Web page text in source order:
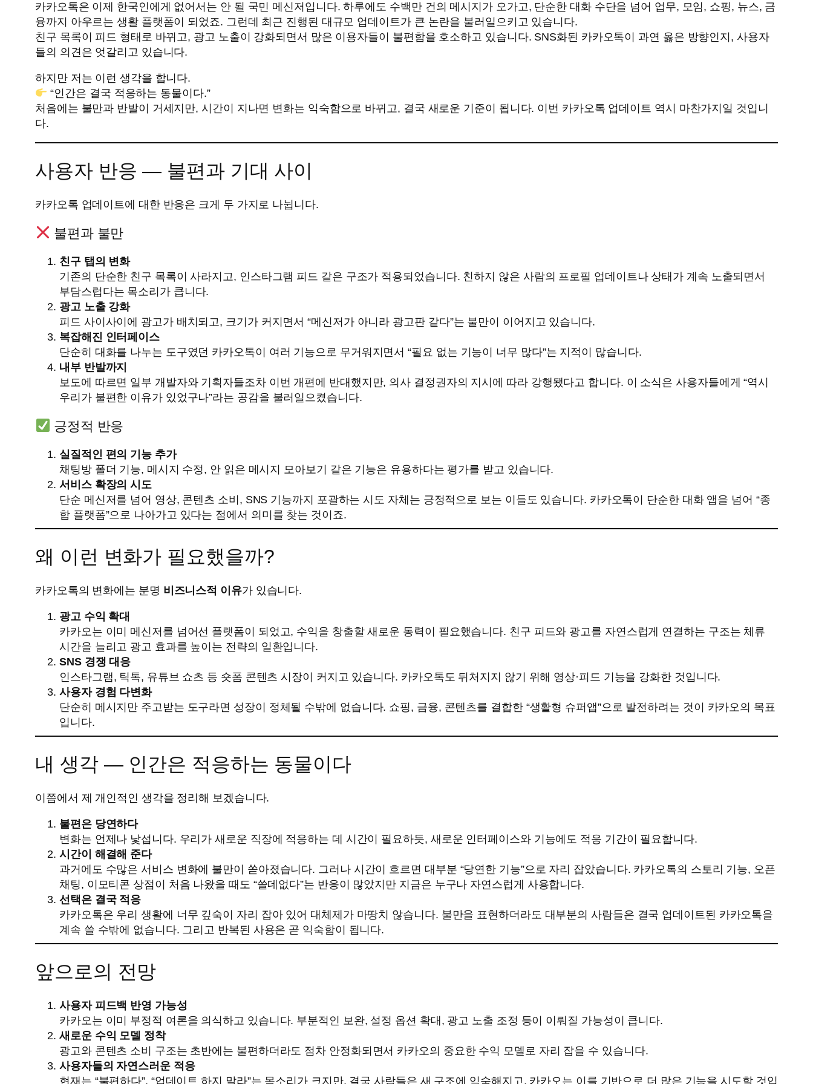
카카오톡은 이제 한국인에게 없어서는 안 될 국민 메신저입니다. 하루에도 수백만 건의 메시지가 오가고, 단순한 대화 수단을 넘어 업무, 모임, 쇼핑, 뉴스, 금
융까지 아우르는 생활 플랫폼이 되었죠. 그런데 최근 진행된 대규모 업데이트가 큰 논란을 불러일으키고 있습니다.
친구 목록이 피드 형태로 바뀌고, 광고 노출이 강화되면서 많은 이용자들이 불편함을 호소하고 있습니다. SNS화된 카카오톡이 과연 옳은 방향인지, 사용자
들의 의견은 엇갈리고 있습니다.
하지만 저는 이런 생각을 합니다.
“인간은 결국 적응하는 동물이다.”
처음에는 불만과 반발이 거세지만, 시간이 지나면 변화는 익숙함으로 바뀌고, 결국 새로운 기준이 됩니다. 이번 카카오톡 업데이트 역시 마찬가지일 것입니
다.
사용자 반응 — 불편과 기대 사이
카카오톡 업데이트에 대한 반응은 크게 두 가지로 나뉩니다.
불편과 불만
친구 탭의 변화
기존의 단순한 친구 목록이 사라지고, 인스타그램 피드 같은 구조가 적용되었습니다. 친하지 않은 사람의 프로필 업데이트나 상태가 계속 노출되면서
부담스럽다는 목소리가 큽니다.
광고 노출 강화
피드 사이사이에 광고가 배치되고, 크기가 커지면서 “메신저가 아니라 광고판 같다”는 불만이 이어지고 있습니다.
복잡해진 인터페이스
단순히 대화를 나누는 도구였던 카카오톡이 여러 기능으로 무거워지면서 “필요 없는 기능이 너무 많다”는 지적이 많습니다.
내부 반발까지
보도에 따르면 일부 개발자와 기획자들조차 이번 개편에 반대했지만, 의사 결정권자의 지시에 따라 강행됐다고 합니다. 이 소식은 사용자들에게 “역시
우리가 불편한 이유가 있었구나”라는 공감을 불러일으켰습니다.
긍정적 반응
실질적인 편의 기능 추가
채팅방 폴더 기능, 메시지 수정, 안 읽은 메시지 모아보기 같은 기능은 유용하다는 평가를 받고 있습니다.
서비스 확장의 시도
단순 메신저를 넘어 영상, 콘텐츠 소비, SNS 기능까지 포괄하는 시도 자체는 긍정적으로 보는 이들도 있습니다. 카카오톡이 단순한 대화 앱을 넘어 “종
합 플랫폼”으로 나아가고 있다는 점에서 의미를 찾는 것이죠.
왜 이런 변화가 필요했을까?
카카오톡의 변화에는 분명 비즈니스적 이유가 있습니다.
광고 수익 확대
카카오는 이미 메신저를 넘어선 플랫폼이 되었고, 수익을 창출할 새로운 동력이 필요했습니다. 친구 피드와 광고를 자연스럽게 연결하는 구조는 체류
시간을 늘리고 광고 효과를 높이는 전략의 일환입니다.
SNS 경쟁 대응
인스타그램, 틱톡, 유튜브 쇼츠 등 숏폼 콘텐츠 시장이 커지고 있습니다. 카카오톡도 뒤처지지 않기 위해 영상·피드 기능을 강화한 것입니다.
사용자 경험 다변화
단순히 메시지만 주고받는 도구라면 성장이 정체될 수밖에 없습니다. 쇼핑, 금융, 콘텐츠를 결합한 “생활형 슈퍼앱”으로 발전하려는 것이 카카오의 목표
입니다.
내 생각 — 인간은 적응하는 동물이다
이쯤에서 제 개인적인 생각을 정리해 보겠습니다.
불편은 당연하다
변화는 언제나 낯섭니다. 우리가 새로운 직장에 적응하는 데 시간이 필요하듯, 새로운 인터페이스와 기능에도 적응 기간이 필요합니다.
시간이 해결해 준다
과거에도 수많은 서비스 변화에 불만이 쏟아졌습니다. 그러나 시간이 흐르면 대부분 “당연한 기능”으로 자리 잡았습니다. 카카오톡의 스토리 기능, 오픈
채팅, 이모티콘 상점이 처음 나왔을 때도 “쓸데없다”는 반응이 많았지만 지금은 누구나 자연스럽게 사용합니다.
선택은 결국 적응
카카오톡은 우리 생활에 너무 깊숙이 자리 잡아 있어 대체제가 마땅치 않습니다. 불만을 표현하더라도 대부분의 사람들은 결국 업데이트된 카카오톡을
계속 쓸 수밖에 없습니다. 그리고 반복된 사용은 곧 익숙함이 됩니다.
앞으로의 전망
사용자 피드백 반영 가능성
카카오는 이미 부정적 여론을 의식하고 있습니다. 부분적인 보완, 설정 옵션 확대, 광고 노출 조정 등이 이뤄질 가능성이 큽니다.
새로운 수익 모델 정착
광고와 콘텐츠 소비 구조는 초반에는 불편하더라도 점차 안정화되면서 카카오의 중요한 수익 모델로 자리 잡을 수 있습니다.
사용자들의 자연스러운 적응
현재는 “불편하다”, “업데이트 하지 말라”는 목소리가 크지만, 결국 사람들은 새 구조에 익숙해지고, 카카오는 이를 기반으로 더 많은 기능을 시도할 것입